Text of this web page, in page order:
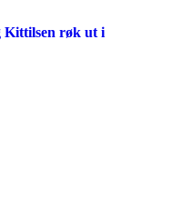
Kittilsen røk ut i